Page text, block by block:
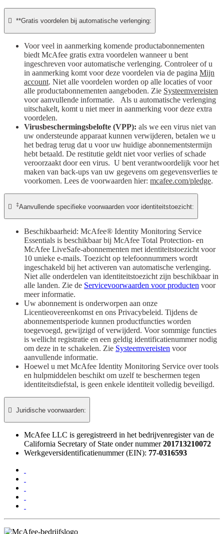
 **Gratis voordelen bij automatische verlenging:
Voor veel in aanmerking komende productabonnementen
biedt McAfee gratis extra voordelen wanneer u bent
ingeschreven voor automatische verlenging. Controleer of u
in aanmerking komt voor deze voordelen via de pagina Mijn
account. Niet alle voordelen worden op alle locaties of voor
alle productabonnementen aangeboden. Zie Systeemvereisten
voor aanvullende informatie. Als u automatische verlenging
uitschakelt, komt u niet meer in aanmerking voor deze extra
voordelen.
Virusbeschermingsbelofte (VPP): als we een virus niet van
uw ondersteunde apparaat kunnen verwijderen, betalen we u
het bedrag terug dat u voor uw huidige abonnementstermijn
hebt betaald. De restitutie geldt niet voor verlies of schade
veroorzaakt door een virus. U bent verantwoordelijk voor het
maken van back-ups van uw gegevens om gegevensverlies te
voorkomen. Lees de voorwaarden hier: mcafee.com/pledge.
 ‡Aanvullende specifieke voorwaarden voor identiteitstoezicht:
Beschikbaarheid: McAfee® Identity Monitoring Service
Essentials is beschikbaar bij McAfee Total Protection- en
McAfee LiveSafe-abonnementen met identiteitstoezicht voor
10 unieke e-mails. Toezicht op telefoonnummers wordt
ingeschakeld bij het activeren van automatische verlenging.
Niet alle onderdelen van identiteitstoezicht zijn beschikbaar in
alle landen. Zie de Servicevoorwaarden voor producten voor
meer informatie.
Uw abonnement is onderworpen aan onze
Licentieovereenkomst en ons Privacybeleid. Tijdens de
abonnementsperiode kunnen productfuncties worden
toegevoegd, gewijzigd of verwijderd. Voor sommige functies
is wellicht registratie en een geldig identificatienummer nodig
om deze in te schakelen. Zie Systeemvereisten voor
aanvullende informatie.
Hoewel u met McAfee Identity Monitoring Service over tools
en hulpmiddelen beschikt om uzelf te beschermen tegen
identiteitsdiefstal, is geen enkele identiteit volledig beveiligd.
 Juridische voorwaarden:​
McAfee LLC is geregistreerd in het bedrijvenregister van de
California Secretary of State onder nummer201713210072
Werkgeversidentificatienummer (EIN): 77-0316593